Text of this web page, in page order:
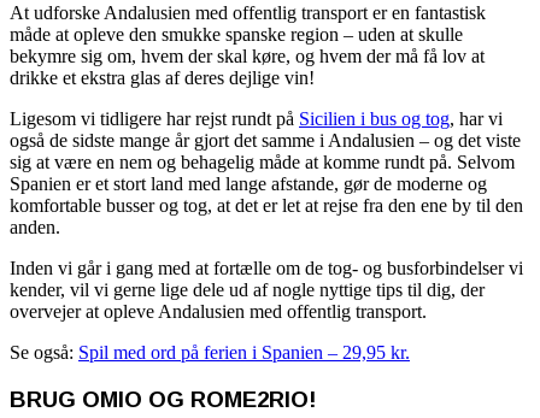
At udforske Andalusien med offentlig transport er en fantastisk
måde at opleve den smukke spanske region – uden at skulle
bekymre sig om, hvem der skal køre, og hvem der må få lov at
drikke et ekstra glas af deres dejlige vin!
Ligesom vi tidligere har rejst rundt på Sicilien i bus og tog, har vi
også de sidste mange år gjort det samme i Andalusien – og det viste
sig at være en nem og behagelig måde at komme rundt på. Selvom
Spanien er et stort land med lange afstande, gør de moderne og
komfortable busser og tog, at det er let at rejse fra den ene by til den
anden.
Inden vi går i gang med at fortælle om de tog- og busforbindelser vi
kender, vil vi gerne lige dele ud af nogle nyttige tips til dig, der
overvejer at opleve Andalusien med offentlig transport.
Se også: Spil med ord på ferien i Spanien – 29,95 kr.
BRUG OMIO OG ROME2RIO!